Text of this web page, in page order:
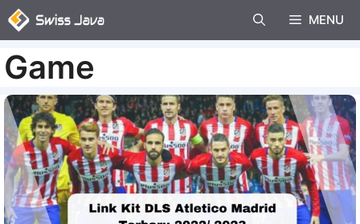
Langsung
ke
MENU
Game